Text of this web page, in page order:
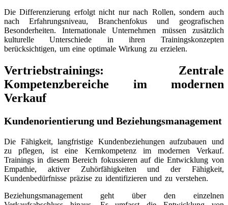
Die Differenzierung erfolgt nicht nur nach Rollen, sondern auch
nach Erfahrungsniveau, Branchenfokus und geografischen
Besonderheiten. Internationale Unternehmen müssen zusätzlich
kulturelle Unterschiede in ihren Trainingskonzepten
berücksichtigen, um eine optimale Wirkung zu erzielen.
Vertriebstrainings: Zentrale
Kompetenzbereiche im modernen
Verkauf
Kundenorientierung und Beziehungsmanagement
Die Fähigkeit, langfristige Kundenbeziehungen aufzubauen und
zu pflegen, ist eine Kernkompetenz im modernen Verkauf.
Trainings in diesem Bereich fokussieren auf die Entwicklung von
Empathie, aktiver Zuhörfähigkeiten und der Fähigkeit,
Kundenbedürfnisse präzise zu identifizieren und zu verstehen.
Beziehungsmanagement geht über den einzelnen